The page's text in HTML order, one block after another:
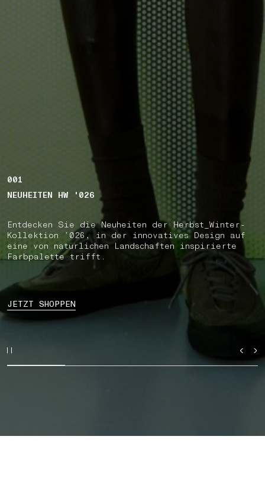
001
NEUHEITEN HW '026
Entdecken Sie die Neuheiten der Herbst_Winter-
Kollektion ’026, in der innovatives Design auf
eine von natürlichen Landschaften inspirierte
Farbpalette trifft.
JETZT SHOPPEN